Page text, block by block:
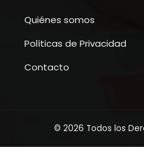
Quiénes somos
Políticas de Privacidad
Contacto
© 2026 Todos los